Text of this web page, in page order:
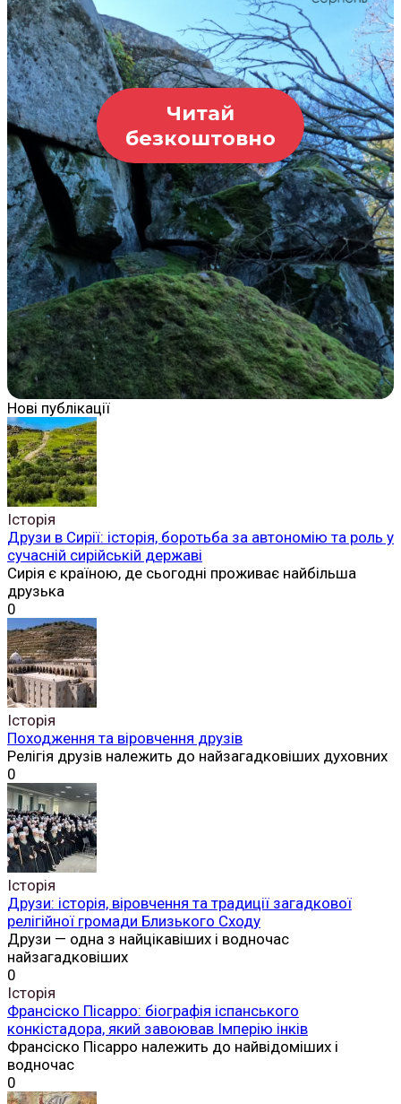
Читай
безкоштовно
Нові публікації
Історія
Друзи в Сирії: історія, боротьба за автономію та роль у
сучасній сирійській державі
Сирія є країною, де сьогодні проживає найбільша
друзька
0
Історія
Походження та віровчення друзів
Релігія друзів належить до найзагадковіших духовних
0
Історія
Друзи: історія, віровчення та традиції загадкової
релігійної громади Близького Сходу
Друзи — одна з найцікавіших і водночас
найзагадковіших
0
Історія
Франсіско Пісарро: біографія іспанського
конкістадора, який завоював Імперію інків
Франсіско Пісарро належить до найвідоміших і
водночас
0